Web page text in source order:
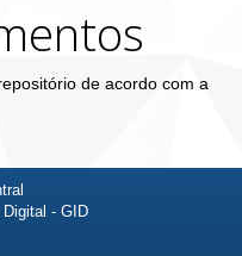
de acordo com a
- GID